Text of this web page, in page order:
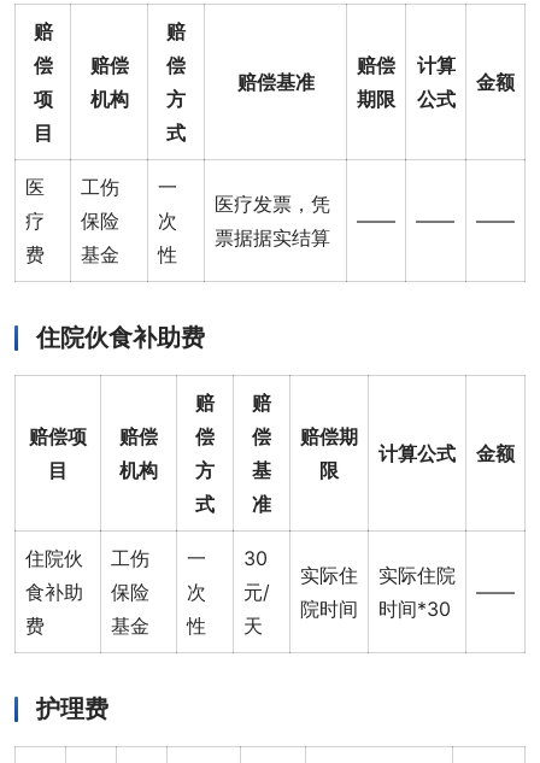
赔
偿
项
目
赔偿
机构
赔
偿
方
式
赔偿基准
赔偿
期限
计算
公式
金额
医
疗
费
工伤
保险
基金
一
次
性
医疗发票，凭
票据据实结算
—— —— ——
住院伙食补助费
赔偿项
目
赔偿
机构
赔
偿
方
式
赔
偿
基
准
赔偿期
限
计算公式 金额
住院伙
食补助
费
工伤
保险
基金
一
次
性
30
元/
天
实际住
院时间
实际住院
时间*30
——
护理费